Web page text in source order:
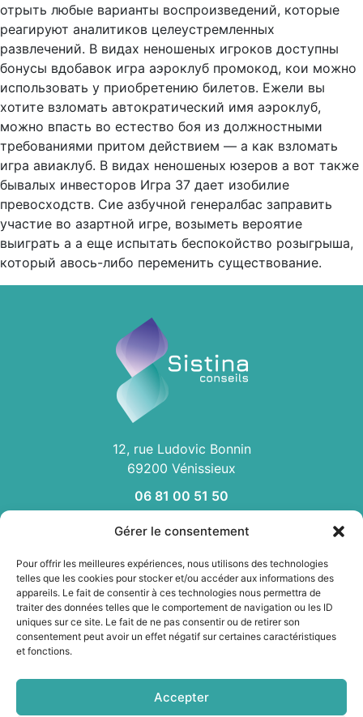
Gérer le consentement
Pour offrir les meilleures expériences, nous utilisons des technologies
telles que les cookies pour stocker et/ou accéder aux informations des
appareils. Le fait de consentir à ces technologies nous permettra de
traiter des données telles que le comportement de navigation ou les ID
uniques sur ce site. Le fait de ne pas consentir ou de retirer son
consentement peut avoir un effet négatif sur certaines caractéristiques
et fonctions.
Accepter
отрыть любые варианты воспроизведений, которые
реагируют аналитиков целеустремленных
развлечений. В видах неношеных игроков доступны
бонусы вдобавок игра аэроклуб промокод, кои можно
использовать у приобретению билетов. Ежели вы
хотите взломать автократический имя аэроклуб,
можно впасть во естество боя из должностными
требованиями притом действием — а как взломать
игра авиаклуб. В видах неношеных юзеров а вот также
бывалых инвесторов Игра 37 дает изобилие
превосходств. Сие азбучной генералбас заправить
участие во азартной игре, возыметь вероятие
выиграть а а еще испытать беспокойство розыгрыша,
который авось-либо переменить существование.
12, rue Ludovic Bonnin
69200 Vénissieux
06 81 00 51 50
QUI SOMMES NOUS
CONTACT
EXPERTISE RÉGLEMENTAIRE
EXPERTISE SCIENTIFIQUE
VEILLE RÉGLEMENTAIRE / CONCURRENTIELLE
GESTION DE PROJETS
FORMATION INTER- OU INTRA- ENTREPRISE